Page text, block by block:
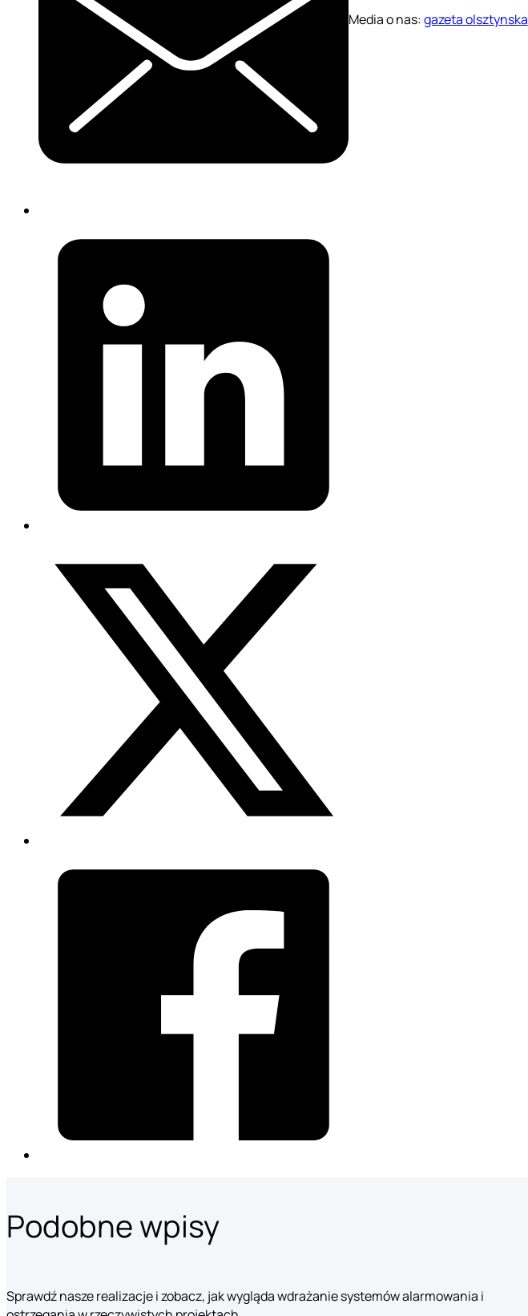
Media o nas:gazeta olsztynska
Podobne wpisy
Sprawdź nasze realizacje i zobacz, jak wygląda wdrażanie systemów alarmowania i